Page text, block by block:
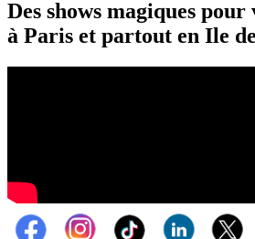
Des shows magiques pour
à Paris et partout en Ile